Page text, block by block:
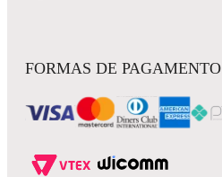
FORMAS DE PAGAMENTO